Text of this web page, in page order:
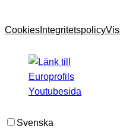
Cookies Integritetspolicy
Svenska